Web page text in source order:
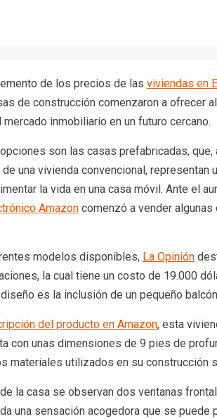
de los precios de las viviendas en
de construcción comenzaron a ofrecer
inmobiliario en un futuro cercano.
son las casas prefabricadas, que,
una vivienda convencional, representan
la vida en una casa móvil. Ante el
Amazoncomenzó a vender
modelos disponibles, La Opinión
la cual tiene un costo de 19.000
es la inclusión de un pequeño
del producto en Amazon, esta
con unas dimensiones de 9 pies de
materiales utilizados en su construcción
la casa se observan dos ventanas
una sensación acogedora que se